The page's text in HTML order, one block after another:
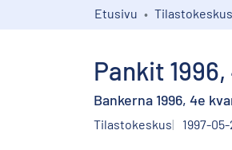
Etusivu Tilastokeskus
Pankit
Bankerna 1996, 4e
Tilastokeskus 1997-05-